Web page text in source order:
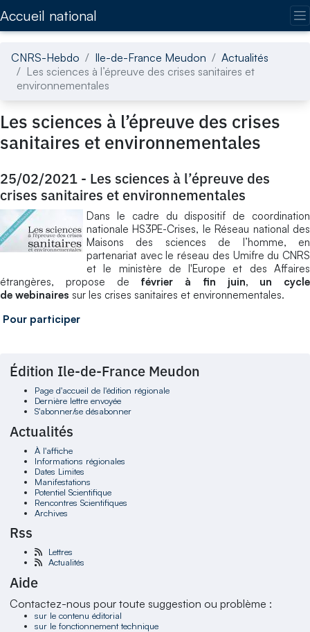
Accueil national
CNRS-Hebdo Ile-de-France Meudon
Actualités
Les sciences à l’épreuve des crises sanitaires et
environnementales
Les sciences à l’épreuve des crises
sanitaires et environnementales
25/02/2021 - Les sciences à l’épreuve des
crises sanitaires et environnementales
Dans le cadre du dispositif de coordination
nationale HS3PE-Crises, le Réseau national des
Maisons des sciences de l’homme, en
partenariat avec le réseau des Umifre du CNRS
et le ministère de l'Europe et des Affaires
étrangères, propose de février à fin juin, un cycle
de webinaires sur les crises sanitaires et environnementales.
Pour participer
Édition Ile-de-France Meudon
Page d'accueil de l'édition régionale
Dernière lettre envoyée
S'abonner/se désabonner
Actualités
À l'affiche
Informations régionales
Dates Limites
Manifestations
Potentiel Scientifique
Rencontres Scientifiques
Archives
Rss
Lettres
Actualités
Aide
Contactez-nous pour toute suggestion ou problème :
sur le contenu éditorial
sur le fonctionnement technique